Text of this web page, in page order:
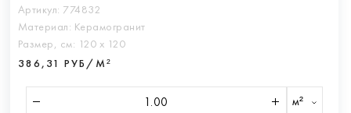
Артикул: 774832
Материал: Керамогранит
Размер, см: 120 х 120
386,31 РУБ/М²
м²